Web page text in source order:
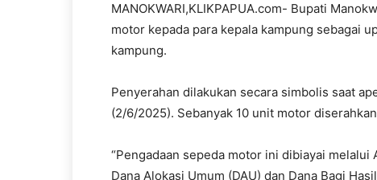
MANOKWARI,KLIKPAPUA.com- Bupati
motor kepada para kepala kampung sebagai
kampung.
Penyerahan dilakukan secara simbolis saat
(2/6/2025). Sebanyak 10 unit motor
“Pengadaan sepeda motor ini dibiayai
Dana Alokasi Umum (DAU) dan Dana Bagi